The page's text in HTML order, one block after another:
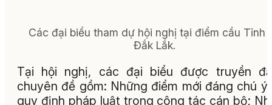
Các đại biểu tham dự hội nghị tại điểm cầu Tỉnh
Đắk Lắk.
Tại hội nghị, các đại biểu được truyền
chuyên đề gồm: Những điểm mới đáng chú ý
quy định pháp luật trong công tác cán bộ;